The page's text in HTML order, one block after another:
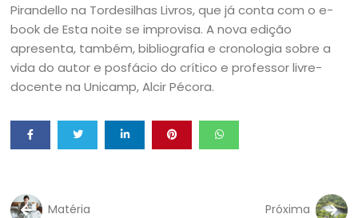
Pirandello na Tordesilhas Livros, que já conta com o e-
book de Esta noite se improvisa. A nova edição
apresenta, também, bibliografia e cronologia sobre a
vida do autor e posfácio do crítico e professor livre-
docente na Unicamp, Alcir Pécora.
Matéria
Próxima